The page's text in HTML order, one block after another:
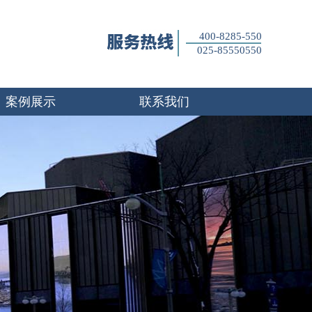
400-8285-550
025-85550550
案例展示 联系我们